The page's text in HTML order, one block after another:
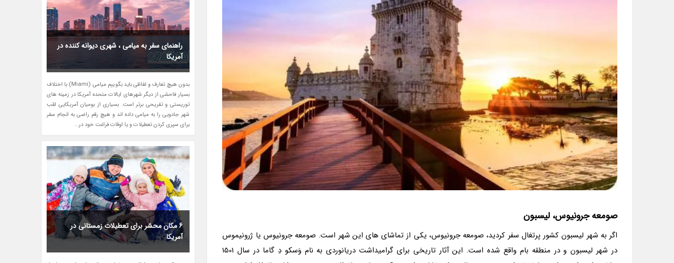
صومعه جرونیوس، لیسبون
اگر به شهر لیسبون کشور پرتغال سفر کردید، صومعه جرونیوس، یکی از تماشای های این شهر است. صومعه جرونیوس یا ژرونیموس
در شهر لیسبون و در منطقه بام واقع شده است. این آثار تاریخی برای گرامیداشت دریانوردی به نام وَسکو دِ گاما در سال 1501
راهنمای سفر به میامی ، شهری دیوانه کننده در
آمریکا
بدون هیچ تعارف و لفاظی باید بگوییم میامی (Miami) با اختلاف
بسیار فاحشی از دیگر شهرهای ایالات متحده آمریکا در زمینه های
توریستی و تفریحی برتر است. بسیاری از بومیان آمریکایی لقب
شهر جادویی را به میامی داده اند و هیچ رقم راضی به انجام سفر
برای سپری کردن تعطیلات و یا اوقات فراغت خود در...
6 مکان محشر برای تعطیلات زمستانی در
آمریکا